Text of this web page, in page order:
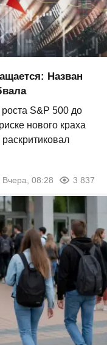
Назван
S&P 500 до
нового краха
Вчера, 08:28 3 837